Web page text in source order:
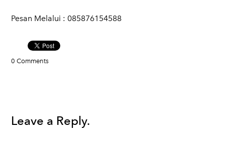
Pesan Melalui : 085876154588​​​
0 Comments
Leave a Reply.